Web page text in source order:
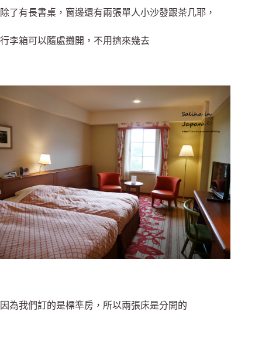
除了有長書桌，窗邊還有兩張單人小沙發跟茶几耶，
行李箱可以隨處攤開，不用擠來幾去
因為我們訂的是標準房，所以兩張床是分開的